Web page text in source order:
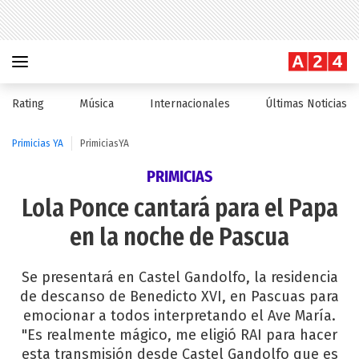
Rating Música Internacionales Últimas Noticias
Primicias YA PrimiciasYA
PRIMICIAS
Lola Ponce cantará para el Papa
en la noche de Pascua
Se presentará en Castel Gandolfo, la residencia
de descanso de Benedicto XVI, en Pascuas para
emocionar a todos interpretando el Ave María.
"Es realmente mágico, me eligió RAI para hacer
esta transmisión desde Castel Gandolfo que es